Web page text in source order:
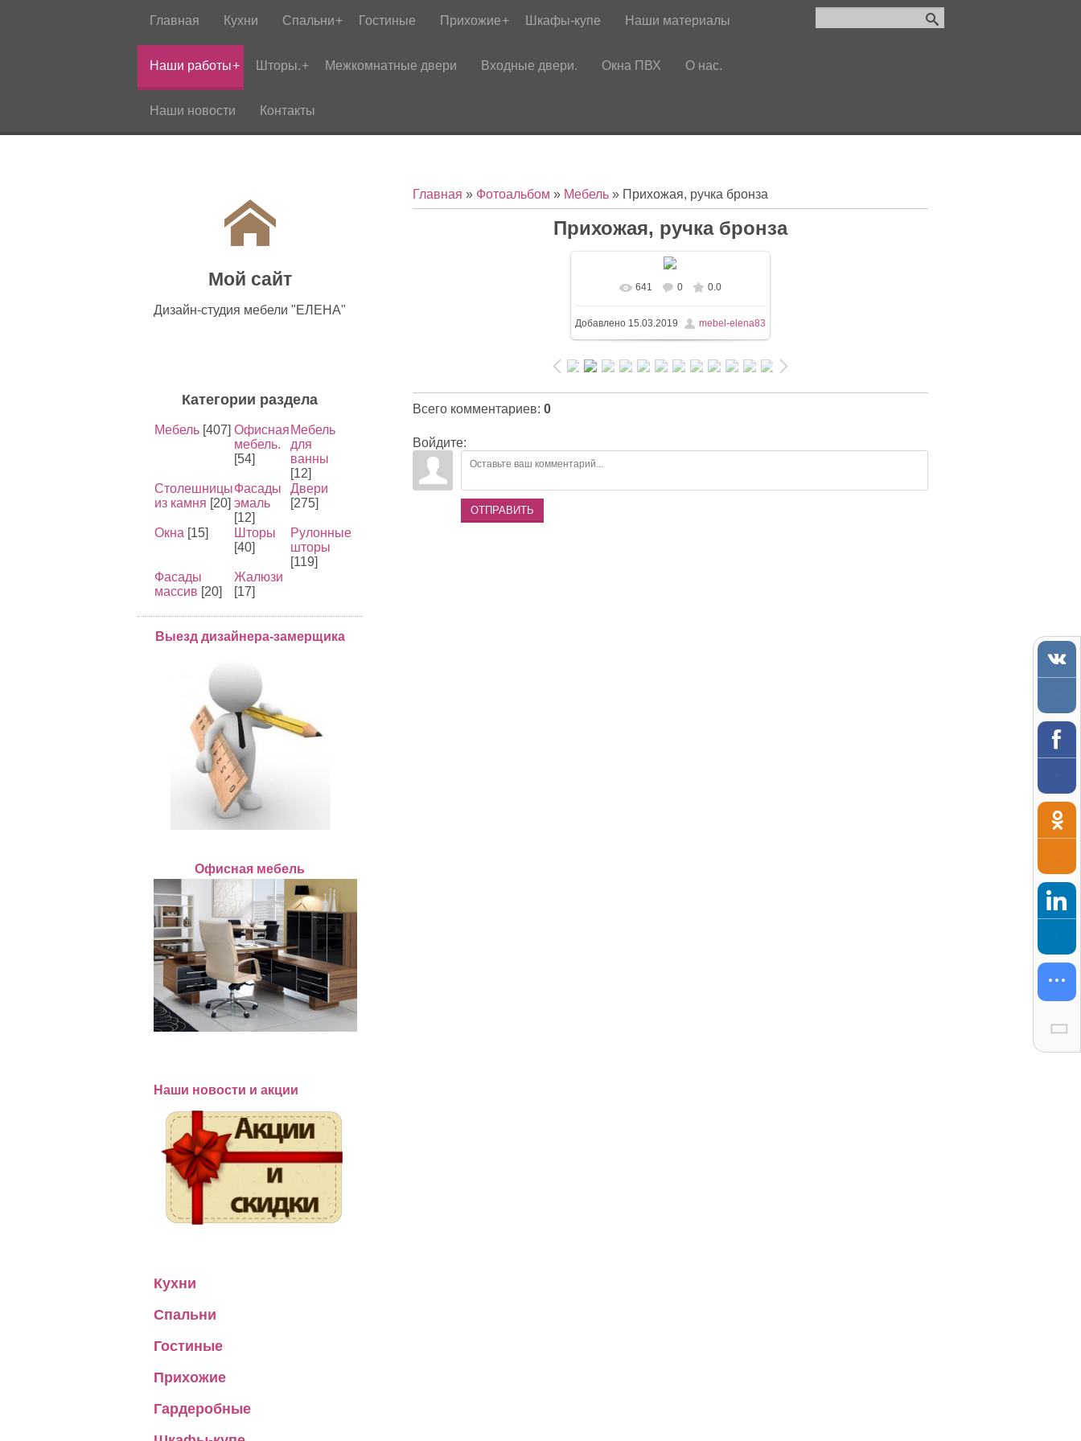
Главная Кухни Спальни Гостиные Прихожие Шкафы-купе Наши материалы
Наши работы Шторы. Межкомнатные двери Входные двери. Окна ПВХ О нас.
Наши новости Контакты
Мой сайт
Дизайн-студия мебели "ЕЛЕНА"
Главная » Фотоальбом » Мебель» Прихожая, ручка бронза
Прихожая, ручка бронза
641 0 0.0
Добавлено15.03.2019 mebel-elena83
Всего комментариев: 0
Войдите:
ОТПРАВИТЬ
Категории раздела
Мебель [407] Офисная
мебель.
[54]
Мебель
для
ванны
[12]
Столешницы
из камня [20]
Фасады
эмаль
[12]
Двери
[275]
Окна [15]
Шторы
[40]
Рулонные
шторы
[119]
Фасады
массив [20]
Жалюзи
[17]
Выезд дизайнера-замерщика
Офисная мебель
Наши новости и акции
Кухни
Спальни
Гостиные
Прихожие
Гардеробные